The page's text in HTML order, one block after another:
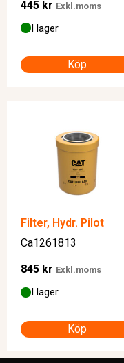
445 kr Exkl.moms
I lager
Köp
Filter, Hydr. Pilot
Ca1261813
845 kr Exkl.moms
I lager
Köp